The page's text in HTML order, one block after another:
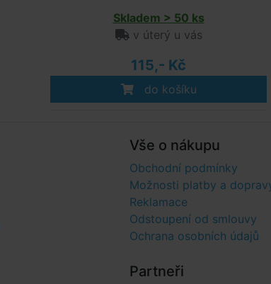
Skladem > 50 ks
v úterý u vás
115,- Kč
do košíku
Vše o nákupu
Obchodní podmínky
Možnosti platby a
Reklamace
Odstoupení od smlouvy
Ochrana osobních údajů
Partneři